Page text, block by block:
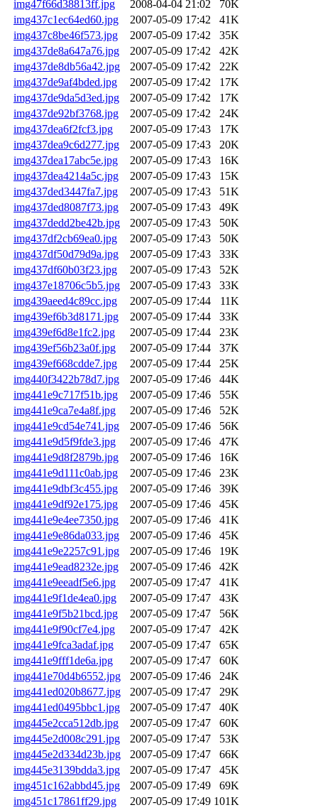
img47f66d38813ff.jpg 2008-04-04 21:02
70K
img437c1ec64ed60.jpg
2007-05-09 17:42
41K
img437c8be46f573.jpg
2007-05-09 17:42
35K
img437de8a647a76.jpg
2007-05-09 17:42
42K
img437de8db56a42.jpg
2007-05-09 17:42
22K
img437de9af4bded.jpg
2007-05-09 17:42
17K
img437de9da5d3ed.jpg
2007-05-09 17:42
17K
img437de92bf3768.jpg
2007-05-09 17:42
24K
img437dea6f2fcf3.jpg
2007-05-09 17:43
17K
img437dea9c6d277.jpg
2007-05-09 17:43
20K
img437dea17abc5e.jpg
2007-05-09 17:43
16K
img437dea4214a5c.jpg
2007-05-09 17:43
15K
img437ded3447fa7.jpg
2007-05-09 17:43
51K
img437ded8087f73.jpg
2007-05-09 17:43
49K
img437dedd2be42b.jpg
2007-05-09 17:43
50K
img437df2cb69ea0.jpg
2007-05-09 17:43
50K
img437df50d79d9a.jpg
2007-05-09 17:43
33K
img437df60b03f23.jpg
2007-05-09 17:43
52K
img437e18706c5b5.jpg
2007-05-09 17:43
33K
img439aeed4c89cc.jpg
2007-05-09 17:44
11K
img439ef6b3d8171.jpg
2007-05-09 17:44
33K
img439ef6d8e1fc2.jpg
2007-05-09 17:44
23K
img439ef56b23a0f.jpg
2007-05-09 17:44
37K
img439ef668cdde7.jpg
2007-05-09 17:44
25K
img440f3422b78d7.jpg
2007-05-09 17:46
44K
img441e9c717f51b.jpg
2007-05-09 17:46
55K
img441e9ca7e4a8f.jpg
2007-05-09 17:46
52K
img441e9cd54e741.jpg
2007-05-09 17:46
56K
img441e9d5f9fde3.jpg
2007-05-09 17:46
47K
img441e9d8f2879b.jpg
2007-05-09 17:46
16K
img441e9d111c0ab.jpg
2007-05-09 17:46
23K
img441e9dbf3c455.jpg
2007-05-09 17:46
39K
img441e9df92e175.jpg
2007-05-09 17:46
45K
img441e9e4ee7350.jpg
2007-05-09 17:46
41K
img441e9e86da033.jpg
2007-05-09 17:46
45K
img441e9e2257c91.jpg
2007-05-09 17:46
19K
img441e9ead8232e.jpg
2007-05-09 17:46
42K
img441e9eeadf5e6.jpg
2007-05-09 17:47
41K
img441e9f1de4ea0.jpg
2007-05-09 17:47
43K
img441e9f5b21bcd.jpg
2007-05-09 17:47
56K
img441e9f90cf7e4.jpg
2007-05-09 17:47
42K
img441e9fca3adaf.jpg
2007-05-09 17:47
65K
img441e9fff1de6a.jpg
2007-05-09 17:47
60K
img441e70d4b6552.jpg
2007-05-09 17:46
24K
img441ed020b8677.jpg
2007-05-09 17:47
29K
img441ed0495bbc1.jpg
2007-05-09 17:47
40K
img445e2cca512db.jpg
2007-05-09 17:47
60K
img445e2d008c291.jpg
2007-05-09 17:47
53K
img445e2d334d23b.jpg
2007-05-09 17:47
66K
img445e3139bdda3.jpg
2007-05-09 17:47
45K
img451c162abbd45.jpg
2007-05-09 17:49
69K
img451c17861ff29.jpg
2007-05-09 17:49 101K